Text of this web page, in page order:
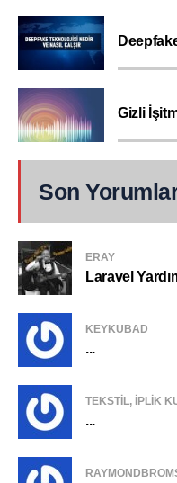
Gizli
Son
ERAY
Laravel
KEYKUBAD
...
TEKSTIL, IPLIK
...